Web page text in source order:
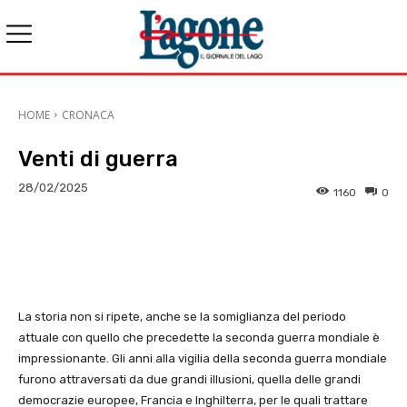
HOME CRONACA
Venti di guerra
28/02/2025 0
1160
La storia non si ripete, anche se la somiglianza del periodo
attuale con quello che precedette la seconda guerra mondiale è
impressionante. Gli anni alla vigilia della seconda guerra mondiale
furono attraversati da due grandi illusioni, quella delle grandi
democrazie europee, Francia e Inghilterra, per le quali trattare